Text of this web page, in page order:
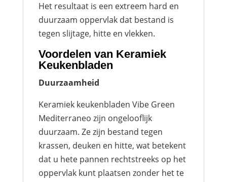
Het resultaat is een extreem hard en
duurzaam oppervlak dat bestand is
tegen slijtage, hitte en vlekken.
Voordelen van Keramiek
Keukenbladen
Duurzaamheid
Keramiek keukenbladen Vibe Green
Mediterraneo zijn ongelooflijk
duurzaam. Ze zijn bestand tegen
krassen, deuken en hitte, wat betekent
dat u hete pannen rechtstreeks op het
oppervlak kunt plaatsen zonder het te